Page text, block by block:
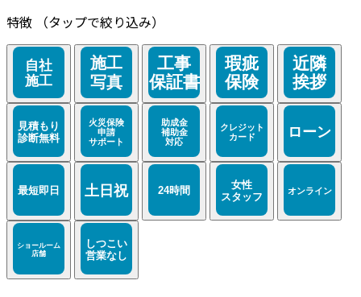
特徴
（タップで絞り込み）